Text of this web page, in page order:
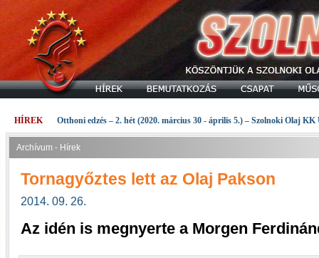
HÍREK Otthoni edzés – 2. hét (2020. március 30 - április 5.) – Szolnoki Olaj KK
Archívum - Hírek
Tornagyőztes lett az Olaj Pakson
2014. 09. 26.
Az idén is megnyerte a Morgen